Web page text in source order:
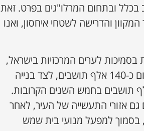
ובתחום המרלו"גים בפרט. זאת
והדרישה לשטחי איחסון, ואנו
לערים המרכזיות בישראל,
הכפילה עצמה בעשור האחרון, והיא מאכלסת כיום כ-140 אלף תושבים, לצד בנייה
תושבים בחמש השנים הקרובות.
אזורי התעשייה של העיר, לאחר
בסמוך למפעל מנועי בית שמש